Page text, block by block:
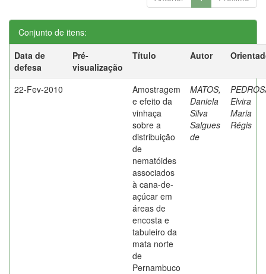
Conjunto de itens:
Data de
defesa
Pré-
visualização
Título Autor
22-Fev-2010
Amostragem
e efeito da
vinhaça
sobre a
distribuição
de
nematóides
associados
à cana-de-
açúcar em
áreas de
encosta e
tabuleiro da
mata norte
de
Pernambuco
MATOS,
Daniela
Silva
Salgues
de
Elvira
Maria
Régis